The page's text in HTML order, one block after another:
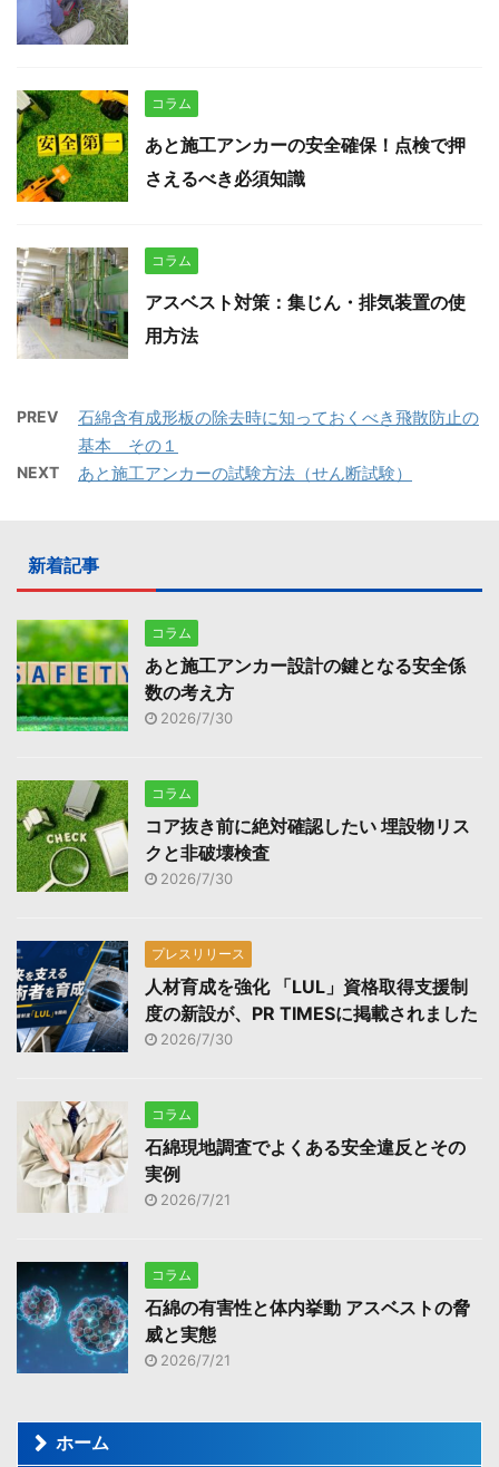
コラム
あと施工アンカーの安全確保！点検で押
さえるべき必須知識
コラム
アスベスト対策：集じん・排気装置の使
用方法
PREV
石綿含有成形板の除去時に知っておくべき飛散防止の
基本 その１
NEXT あと施工アンカーの試験方法（せん断試験）
新着記事
コラム
あと施工アンカー設計の鍵となる安全係
数の考え方
2026/7/30
コラム
コア抜き前に絶対確認したい 埋設物リス
クと非破壊検査
2026/7/30
プレスリリース
人材育成を強化 「LUL」資格取得支援制
度の新設が、PR TIMESに掲載されました
2026/7/30
コラム
石綿現地調査でよくある安全違反とその
実例
2026/7/21
コラム
石綿の有害性と体内挙動 アスベストの脅
威と実態
2026/7/21
ホーム